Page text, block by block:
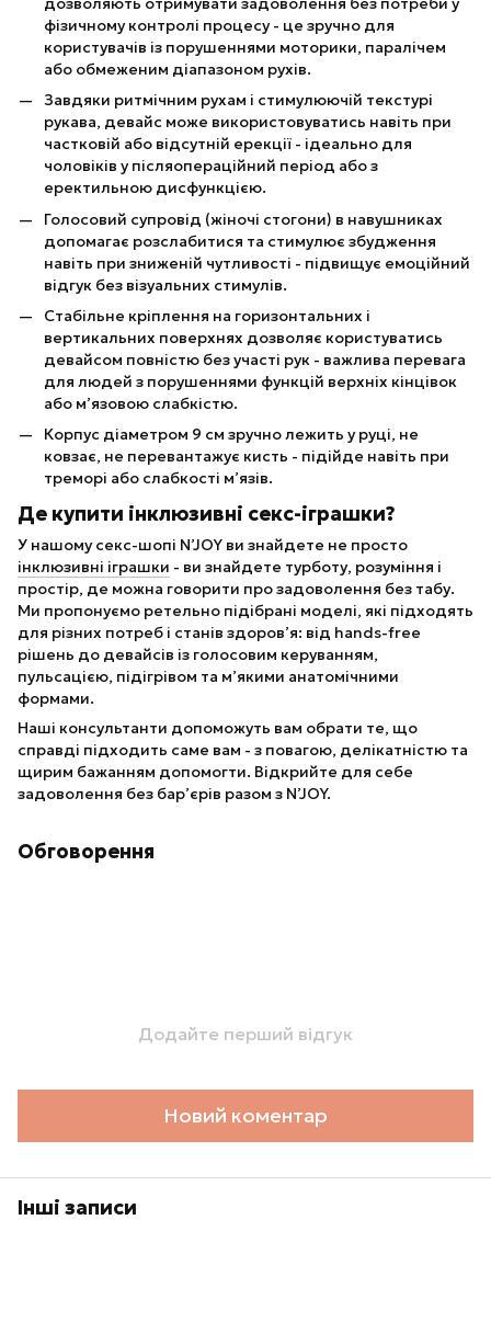
фізичному контролі процесу - це зручно для
користувачів із порушеннями моторики, паралічем
або обмеженим діапазоном рухів.
Завдяки ритмічним рухам і стимулюючій текстурі
рукава, девайс може використовуватись навіть при
частковій або відсутній ерекції - ідеально для
чоловіків у післяопераційний період або з
еректильною дисфункцією.
Голосовий супровід (жіночі стогони) в навушниках
допомагає розслабитися та стимулює збудження
навіть при зниженій чутливості - підвищує емоційний
відгук без візуальних стимулів.
Стабільне кріплення на горизонтальних і
вертикальних поверхнях дозволяє користуватись
девайсом повністю без участі рук - важлива перевага
для людей з порушеннями функцій верхніх кінцівок
або м’язовою слабкістю.
Корпус діаметром 9 см зручно лежить у руці, не
ковзає, не перевантажує кисть - підійде навіть при
треморі або слабкості м’язів.
Де купити інклюзивні секс-іграшки?
У нашому секс-шопі N’JOY ви знайдете не просто
інклюзивні іграшки - ви знайдете турботу, розуміння і
простір, де можна говорити про задоволення без табу.
Ми пропонуємо ретельно підібрані моделі, які підходять
для різних потреб і станів здоров’я: від hands-free
рішень до девайсів із голосовим керуванням,
пульсацією, підігрівом та м’якими анатомічними
формами.
Наші консультанти допоможуть вам обрати те, що
справді підходить саме вам - з повагою, делікатністю та
щирим бажанням допомогти. Відкрийте для себе
задоволення без бар’єрів разом з N’JOY.
Обговорення
Додайте перший відгук
Новий коментар
Інші записи